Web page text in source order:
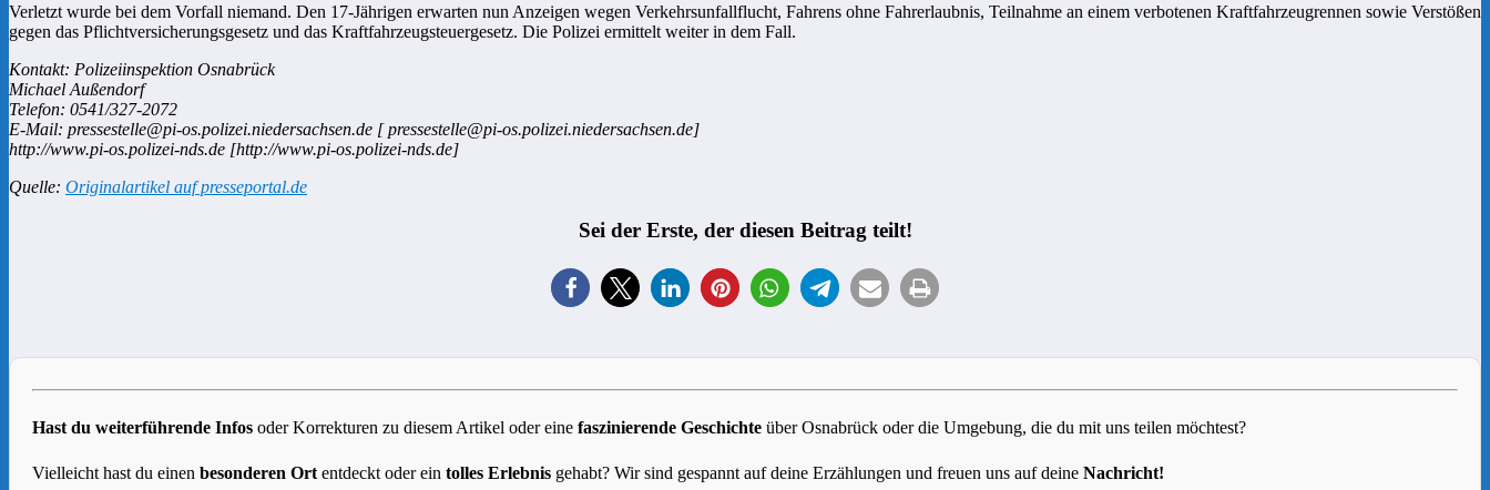
Verletzt wurde bei dem Vorfall niemand. Den 17-Jährigen erwarten nun Anzeigen wegen Verkehrsunfallflucht, Fahrens ohne Fahrerlaubnis, Teilnahme an einem verbotenen Kraftfahrzeugrennen sowie Verstößen
gegen das Pflichtversicherungsgesetz und das Kraftfahrzeugsteuergesetz. Die Polizei ermittelt weiter in dem Fall.
Kontakt: Polizeiinspektion Osnabrück
Michael Außendorf
Telefon: 0541/327-2072
E-Mail: pressestelle@pi-os.polizei.niedersachsen.de [ pressestelle@pi-os.polizei.niedersachsen.de]
http://www.pi-os.polizei-nds.de [http://www.pi-os.polizei-nds.de]
Quelle: Originalartikel auf presseportal.de
Sei der Erste, der diesen Beitrag teilt!
Hast du weiterführende Infos oder Korrekturen zu diesem Artikel oder eine faszinierende Geschichte über Osnabrück oder die Umgebung, die du mit uns teilen möchtest?
Vielleicht hast du einen besonderen Ort entdeckt oder ein tolles Erlebnis gehabt? Wir sind gespannt auf deine Erzählungen und freuen uns auf deine Nachricht!